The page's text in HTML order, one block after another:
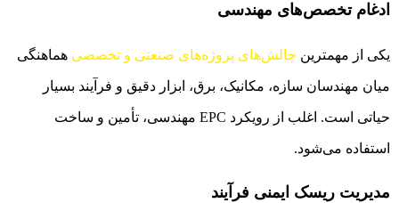
ادغام تخصص‌های مهندسی
یکی از مهمترین چالش‌های پروژه‌های صنعتی و تخصصی هماهنگی
میان مهندسان سازه، مکانیک، برق، ابزار دقیق و فرآیند بسیار
حیاتی است. اغلب از رویکرد EPC مهندسی، تأمین و ساخت
استفاده می‌شود.
مدیریت ریسک ایمنی فرآیند